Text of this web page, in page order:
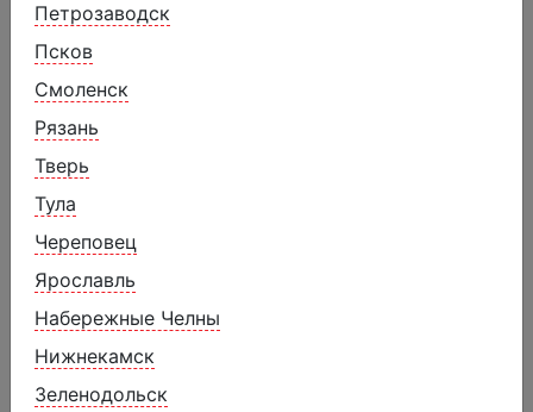
Петрозаводск
Псков
Смоленск
Рязань
Тверь
Тула
Череповец
Ярославль
Набережные Челны
Нижнекамск
Зеленодольск
Замороженный десерт Клубника
со сливками
1830 ₽ 2090 ₽